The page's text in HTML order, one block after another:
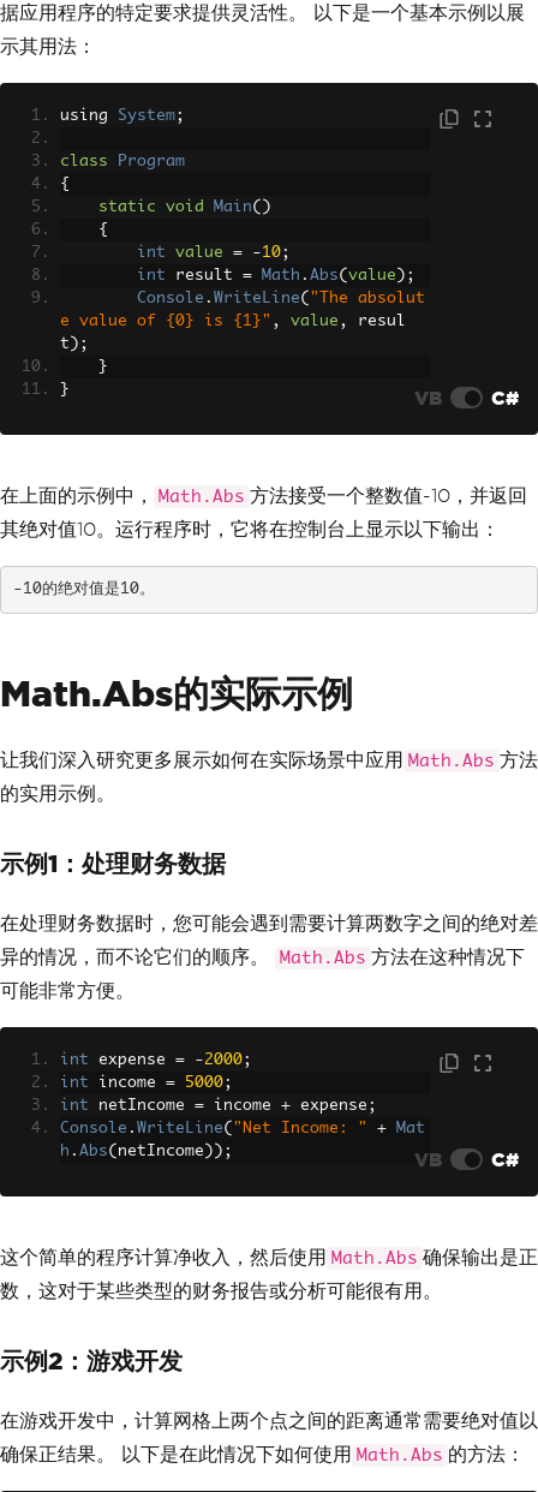
据应用程序的特定要求提供灵活性。 以下是一个基本示例以展
示其用法：
using System;
class
Program
{
static
void Main()
{
int
value = -10;
int result = Math . Abs( value );
Console . WriteLine( "The absolut
e value of {0} is {1}" , value ,
resul
t );
}
}
VB C#
在上面的示例中， Math.Abs 方法接受一个整数值-10，并返回
其绝对值10。运行程序时，它将在控制台上显示以下输出：
-10的绝对值是10。
Math.Abs的实际示例
让我们深入研究更多展示如何在实际场景中应用 Math.Abs 方法
的实用示例。
示例1：处理财务数据
在处理财务数据时，您可能会遇到需要计算两数字之间的绝对差
异的情况，而不论它们的顺序。
Math.Abs 方法在这种情况下
可能非常方便。
int expense = -2000;
int income = 5000;
int netIncome = income + expense ;
Console . WriteLine( "Net Income: " +
Mat
h . Abs( netIncome )); VB C#
这个简单的程序计算净收入，然后使用 Math.Abs 确保输出是正
数，这对于某些类型的财务报告或分析可能很有用。
示例2：游戏开发
在游戏开发中，计算网格上两个点之间的距离通常需要绝对值以
确保正结果。 以下是在此情况下如何使用 Math.Abs 的方法：